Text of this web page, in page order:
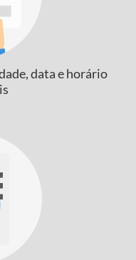
data e horário